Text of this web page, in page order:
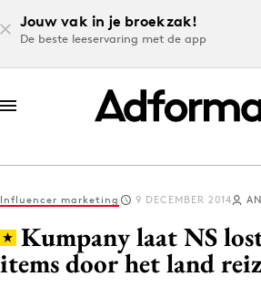
Jouw vak in je broekzak!
De beste leeservaring met de app
Log in
Influencer marketing 9 DECEMBER 2014
Kumpany laat NS
items door het land